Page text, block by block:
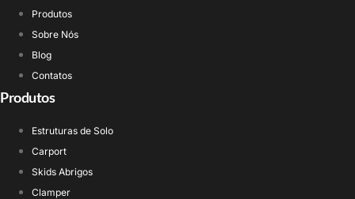
Produtos
Sobre Nós
Blog
Contatos
Produtos
Estruturas de Solo
Carport
Skids Abrigos
Clamper